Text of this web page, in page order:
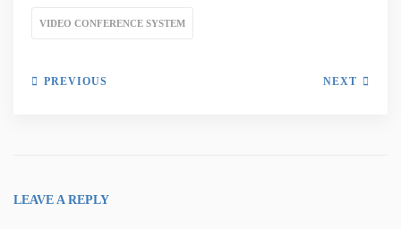
VIDEO CONFERENCE SYSTEM
PREVIOUS NEXT
LEAVE A REPLY